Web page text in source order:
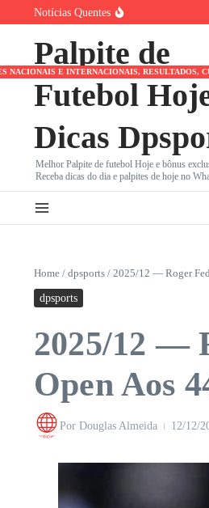
Ir para o conteúdo
Notícias Quentes
Corinthians tenta
Vitória busca
Palpite de
Futebol
Dicas
Melhor Palpite de futebol Hoje e bônus
Receba dicas do dia e palpites de hoje no
E INTERNACIONAIS,
Home / dpsports / 2025/12 — Roger
dpsports
2025/12 —
Open Aos
Por Douglas Almeida 12/12/